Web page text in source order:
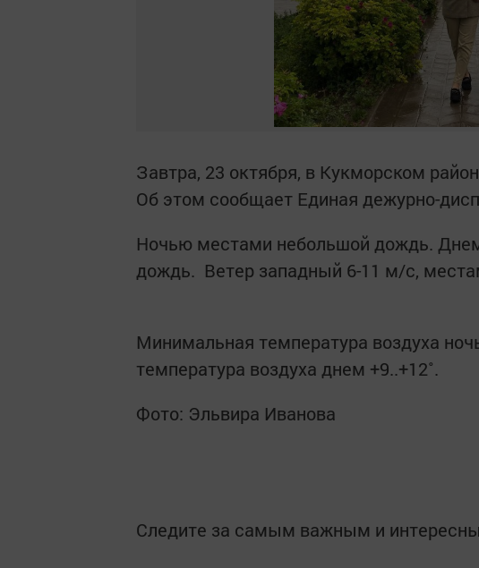
Завтра, 23 октября, в Кукморском
Об этом сообщает Единая дежурно-
Ночью местами небольшой дождь.
дождь. Ветер западный 6-11 м/с,
Минимальная температура воздуха
температура воздуха днем +9..+12˚.
Фото: Эльвира Иванова
Следите за самым важным и